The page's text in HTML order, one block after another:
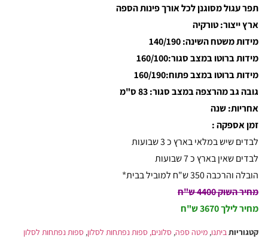
תפר עגול מסוגנן לכל אורך פינות הספה
ארץ ייצור: טורקיה
מידות משטח השינה: 140/190
מידות ברוטו במצב סגור:160/100
מידות ברוטו במצב פתוח:160/190
גובה גב מהרצפה במצב סגור: 83 ס"מ
אחריות: שנה
זמן אספקה :
לבדים שיש במלאי בארץ כ 3 שבועות
לבדים שאין בארץ כ 7 שבועות
הובלה והרכבה 350 ש
"ח למוביל בבית*
מחיר השוק 4400 ש"ח
מחיר לילך
קטגוריותביתנו, מיטה ספה, סלונים, ספות נפתחות לסלון, ספות נפתחות לסלון